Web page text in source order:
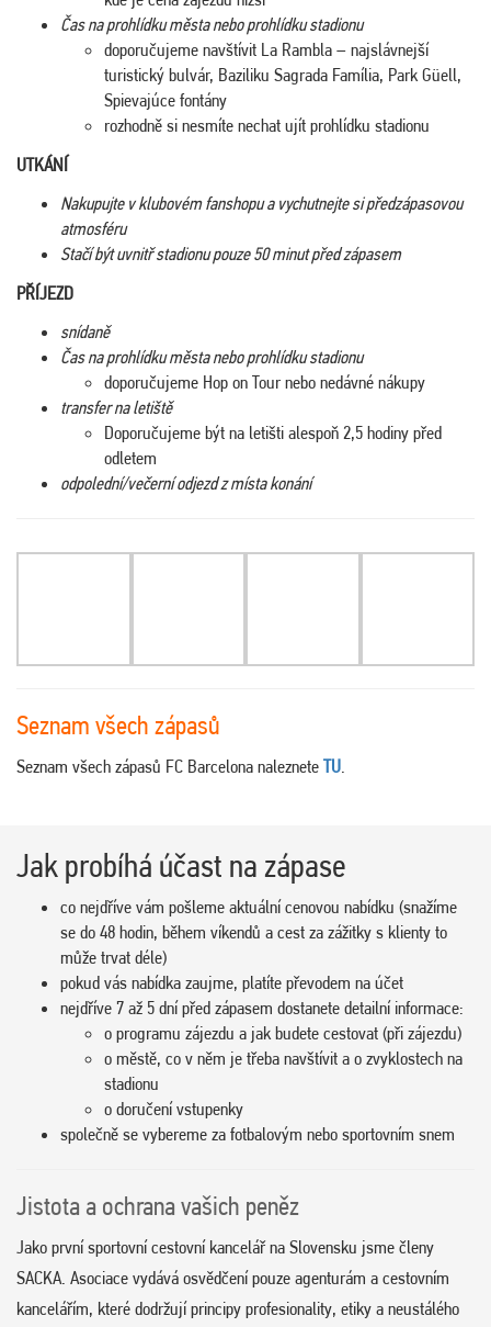
Čas na prohlídku města nebo prohlídku stadionu
doporučujeme navštívit La Rambla – najslávnejší
turistický bulvár, Baziliku Sagrada Família, Park Güell,
Spievajúce fontány
rozhodně si nesmíte nechat ujít prohlídku stadionu
UTKÁNÍ
Nakupujte v klubovém fanshopu a vychutnejte si předzápasovou
atmosféru
Stačí být uvnitř stadionu pouze 50 minut před zápasem
PŘÍJEZD
snídaně
Čas na prohlídku města nebo prohlídku stadionu
doporučujeme Hop on Tour nebo nedávné nákupy
transfer na letiště
Doporučujeme být na letišti alespoň 2,5 hodiny před
odletem
odpolední/večerní odjezd z místa konání
Seznam všech zápasů
Seznam všech zápasů FC Barcelona naleznete TU.
Jak probíhá účast na zápase
co nejdříve vám pošleme aktuální cenovou nabídku (snažíme
se do 48 hodin, během víkendů a cest za zážitky s klienty to
může trvat déle)
pokud vás nabídka zaujme, platíte převodem na účet
nejdříve 7 až 5 dní před zápasem dostanete detailní informace:
o programu zájezdu a jak budete cestovat (při zájezdu)
o městě, co v něm je třeba navštívit a o zvyklostech na
stadionu
o doručení vstupenky
společně se vybereme za fotbalovým nebo sportovním snem
Jistota a ochrana vašich peněz
Jako první sportovní cestovní kancelář na Slovensku jsme členy
SACKA. Asociace vydává osvědčení pouze agenturám a cestovním
kancelářím, které dodržují principy profesionality, etiky a neustálého